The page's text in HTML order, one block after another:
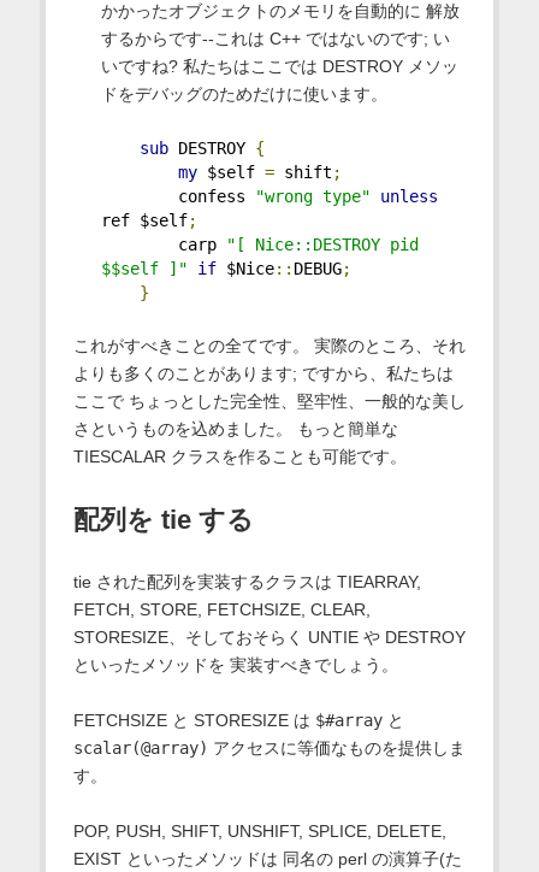
かかったオブジェクトのメモリを自動的に 解放
するからです--これは C++ ではないのです; い
いですね? 私たちはここでは DESTROY メソッ
ドをデバッグのためだけに使います。
sub DESTROY {
my $self = shift ;
confess
"wrong type"
unless
ref $self;
carp
"[ Nice::DESTROY pid
$$self ]"
if $Nice:: DEBUG;
}
これがすべきことの全てです。 実際のところ、それ
よりも多くのことがあります; ですから、私たちは
ここで ちょっとした完全性、堅牢性、一般的な美し
さというものを込めました。 もっと簡単な
TIESCALAR クラスを作ることも可能です。
配列を tie する
tie された配列を実装するクラスは TIEARRAY,
FETCH, STORE, FETCHSIZE, CLEAR,
STORESIZE、そしておそらく UNTIE や DESTROY
といったメソッドを 実装すべきでしょう。
FETCHSIZE と STORESIZE は $#arrayと
scalar(@array) アクセスに等価なものを提供しま
す。
POP, PUSH, SHIFT, UNSHIFT, SPLICE, DELETE,
EXIST といったメソッドは 同名の perl の演算子(た